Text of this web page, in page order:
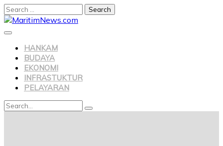
HANKAM
BUDAYA
EKONOMI
INFRASTUKTUR
PELAYARAN